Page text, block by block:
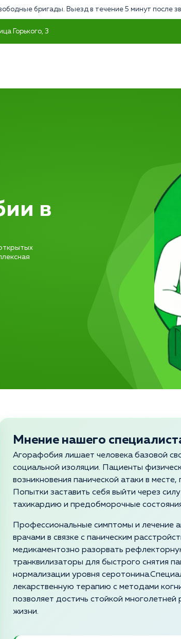
бригады. Выезд в течение 5 минут после
Горького, 3
в
Мнение нашего
Агорафобия лишает человека базовой
социальной изоляции. Пациенты
возникновения панической атаки в
Попытки заставить себя выйти через
тахикардию и предобморочные
Профессиональные симптомы и лечение
врачами в связке с паническим
медикаментозно разорвать
транквилизаторы для быстрого снятия
нормализации уровня
лекарственную терапию с методами
позволяет достичь стойкой многолетней
жизни.